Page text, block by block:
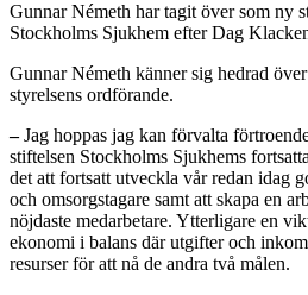
Gunnar Németh har tagit över som ny
Stockholms Sjukhem efter Dag
Gunnar Németh känner sig hedrad
styrelsens ordförande.
–Jag hoppas jag kan förvalta
stiftelsen Stockholms Sjukhems
det att fortsatt utveckla vår redan idag
och omsorgstagare samt att skapa en
nöjdaste medarbetare. Ytterligare en
ekonomi i balans där utgifter och
resurser för att nå de andra två målen.